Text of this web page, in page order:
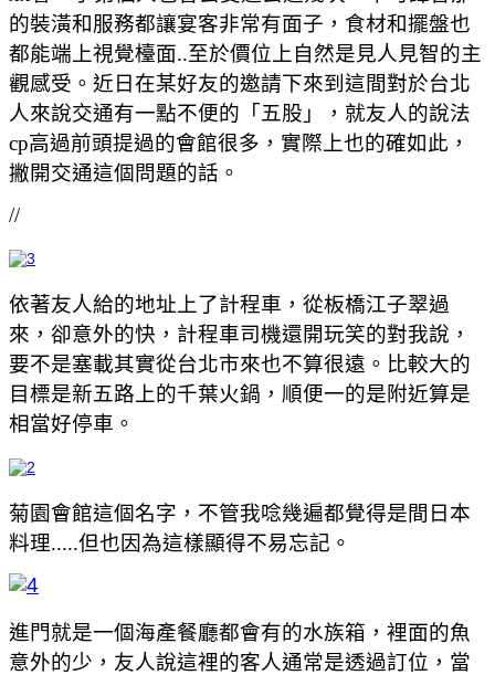
的裝潢和服務都讓宴客非常有面子，食材和擺盤也
都能端上視覺檯面..至於價位上自然是見人見智的主
觀感受。近日在某好友的邀請下來到這間對於台北
人來說交通有一點不便的「五股」，就友人的說法
cp高過前頭提過的會館很多，實際上也的確如此，
撇開交通這個問題的話。
//
依著友人給的地址上了計程車，從板橋江子翠過
來，卻意外的快，計程車司機還開玩笑的對我說，
要不是塞載其實從台北市來也不算很遠。比較大的
目標是新五路上的千葉火鍋，順便一的是附近算是
相當好停車。
菊園會館這個名字，不管我唸幾遍都覺得是間日本
料理.....但也因為這樣顯得不易忘記。
進門就是一個海產餐廳都會有的水族箱，裡面的魚
意外的少，友人說這裡的客人通常是透過訂位，當